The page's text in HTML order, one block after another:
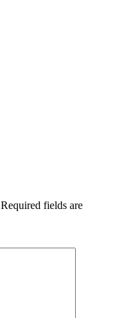
Required fields are